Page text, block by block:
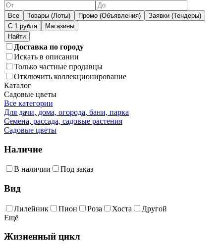
Все Товары (Лоты) Промо (Объявления)
Заявки (Тендеры)
С 1 рубля
Магазины
Доставка по городу
Искать в описании
Только частные продавцы
Отключить коллекционирование
Каталог
Садовые цветы
Все категории
Для дачи, дома, огорода, бани, парка
Семена, рассада, садовые растения
Садовые цветы
Наличие
В наличии Под заказ
Вид
Лилейник Пион Роза Хоста
Другой
Ещё
Жизненный цикл